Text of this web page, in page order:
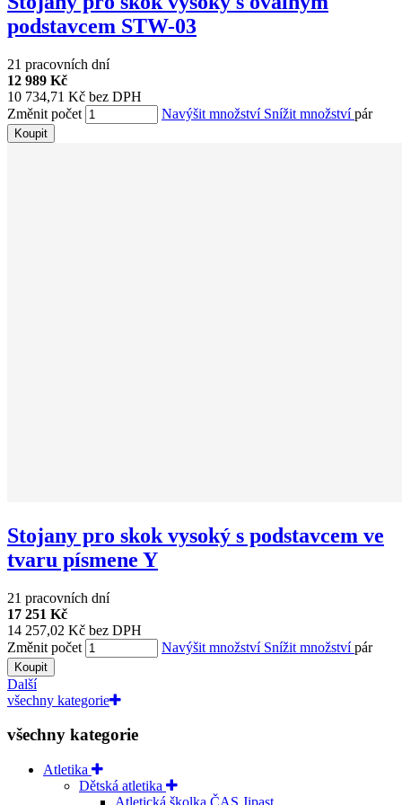
podstavcem STW-03
21 pracovních dní
12 989 Kč
10 734,71 Kč bez DPH
Změnit počet
Navýšit množství Snížit množstvípár
Koupit
Stojany pro skok vysoký s podstavcem ve
tvaru písmene Y
21 pracovních dní
17 251 Kč
14 257,02 Kč bez DPH
Změnit počet
Navýšit množství Snížit množstvípár
Koupit
Další
všechny kategorie
všechny kategorie
Atletika
Dětská atletika
Atletická školka ČAS Jipast